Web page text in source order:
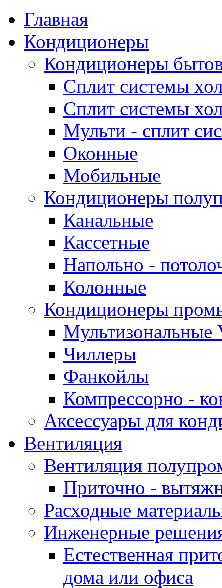
Главная
Кондиционеры
Кондиционеры
Сплит системы
Сплит системы
Мульти - сплит
Оконные
Мобильные
Кондиционеры
Канальные
Кассетные
Напольно -
Колонные
Кондиционеры
Мультизональные
Чиллеры
Фанкойлы
Компрессорно -
Аксессуары для
Вентиляция
Вентиляция
Приточно -
Расходные
Инженерные
Естественная
дома или офиса